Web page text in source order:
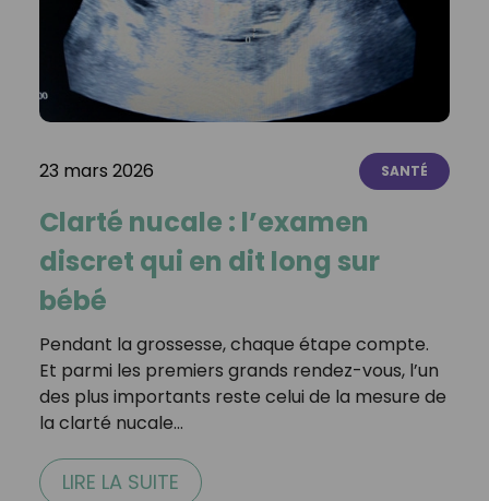
23 mars 2026 SANTÉ
Clarté nucale : l’examen
discret qui en dit long sur
bébé
Pendant la grossesse, chaque étape compte.
Et parmi les premiers grands rendez-vous, l’un
des plus importants reste celui de la mesure de
la clarté nucale…
LIRE LA SUITE